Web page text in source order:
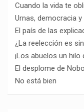
Cuando la vida te
Urnas, democracia
El país de las
¿La reelección es
¡Los abuelos un hilo
El desplome de
No está bien